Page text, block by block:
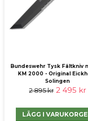
Bundeswehr Tysk Fältkniv
KM 2000 - Original
Solingen
2 895 kr 2 495 kr
LÄGG I